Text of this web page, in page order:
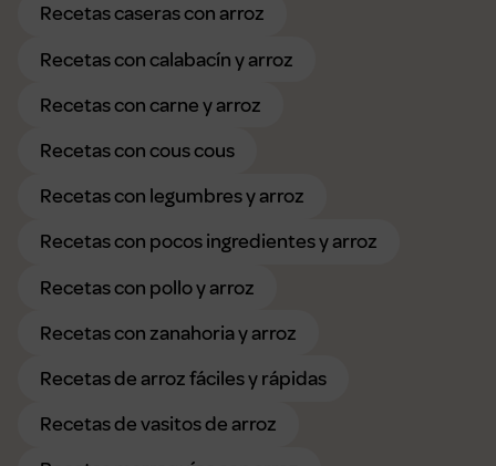
Recetas caseras con arroz
Recetas con calabacín y arroz
Recetas con carne y arroz
Recetas con cous cous
Recetas con legumbres y arroz
Recetas con pocos ingredientes y arroz
Recetas con pollo y arroz
Recetas con zanahoria y arroz
Recetas de arroz fáciles y rápidas
Recetas de vasitos de arroz